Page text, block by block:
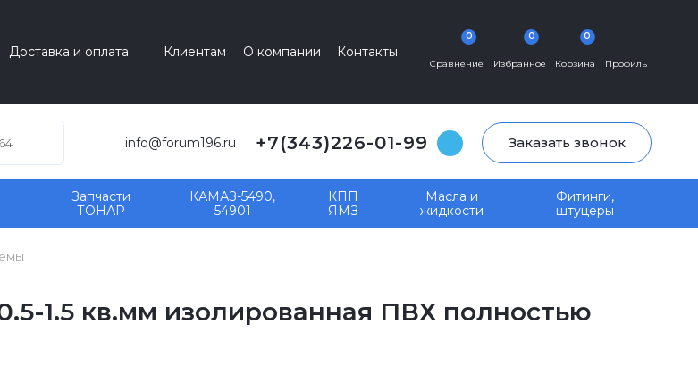
Доставка и оплата Клиентам О компании Контакты
Сравнение
0
Избранное
0
Корзина
0
Профиль
info@forum196.ru +7(343)226-01-99 Заказать звонок
Запчасти
ТОНАР
КАМАЗ-5490,
54901
КПП
ЯМЗ
Масла и
жидкости
Фитинги,
штуцеры
1.5 кв.мм изолированная ПВХ полностью